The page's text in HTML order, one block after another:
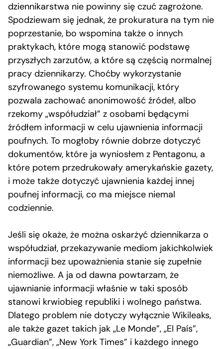
dziennikarstwa nie powinny się czuć zagrożone.
Spodziewam się jednak, że prokuratura na tym nie
poprzestanie, bo wspomina także o innych
praktykach, które mogą stanowić podstawę
przyszłych zarzutów, a które są częścią normalnej
pracy dziennikarzy. Choćby wykorzystanie
szyfrowanego systemu komunikacji, który
pozwala zachować anonimowość źródeł, albo
rzekomy „współudział” z osobami będącymi
źródłem informacji w celu ujawnienia informacji
poufnych. To mogłoby równie dobrze dotyczyć
dokumentów, które ja wyniosłem z Pentagonu, a
które potem przedrukowały amerykańskie gazety,
i może także dotyczyć ujawnienia każdej innej
poufnej informacji, co ma miejsce niemal
codziennie.
Jeśli się okaże, że można oskarżyć dziennikarza o
współudział, przekazywanie mediom jakichkolwiek
informacji bez upoważnienia stanie się zupełnie
niemożliwe. A ja od dawna powtarzam, że
ujawnianie informacji właśnie w taki sposób
stanowi krwiobieg republiki i wolnego państwa.
Dlatego problem nie dotyczy wyłącznie Wikileaks,
ale także gazet takich jak „Le Monde”, „El País”,
„Guardian”, „New York Times” i każdego innego